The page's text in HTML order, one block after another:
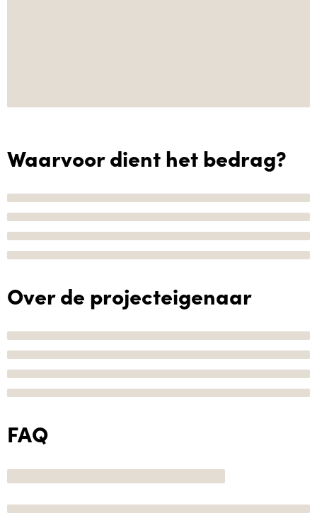
Waarvoor dient het bedrag?
Over de projecteigenaar
FAQ